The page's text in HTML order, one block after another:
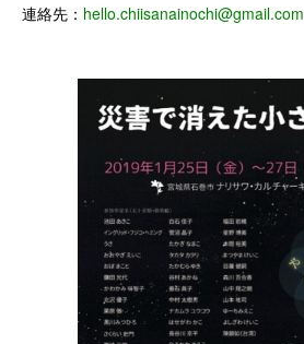
連絡先： hello.chiisanainochi@gmail.com